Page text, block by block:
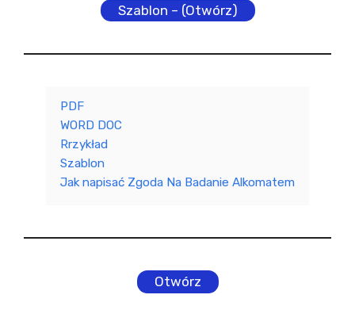
Szablon – (Otwórz)
PDF
WORD DOC
Rrzykład
Szablon
Jak napisać Zgoda Na Badanie Alkomatem
Otwórz